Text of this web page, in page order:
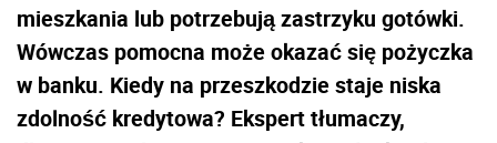
mieszkania lub potrzebują zastrzyku gotówki.
Wówczas pomocna może okazać się pożyczka
w banku. Kiedy na przeszkodzie staje niska
zdolność kredytowa? Ekspert tłumaczy,